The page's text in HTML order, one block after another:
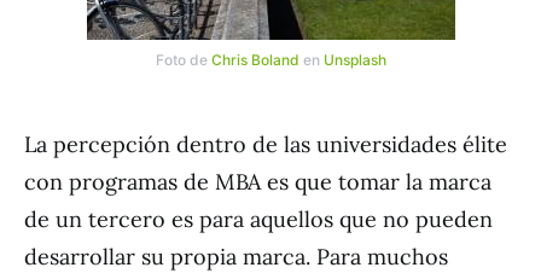
Foto de Chris Boland en Unsplash
La percepción dentro de las universidades élite
con programas de MBA es que tomar la marca
de un tercero es para aquellos que no pueden
desarrollar su propia marca. Para muchos